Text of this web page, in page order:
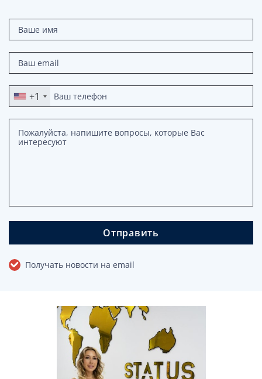
+1
Отправить
Получать новости на email